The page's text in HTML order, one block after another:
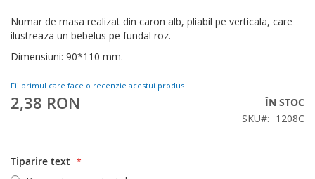
Numar de masa realizat din caron alb, pliabil pe verticala, care
ilustreaza un bebelus pe fundal roz.
Dimensiuni: 90*110 mm.
Fii primul care face o recenzie acestui produs
2,38 RON
ÎN STOC
SKU
1208C
Tiparire text
beginning
of
the
gallery